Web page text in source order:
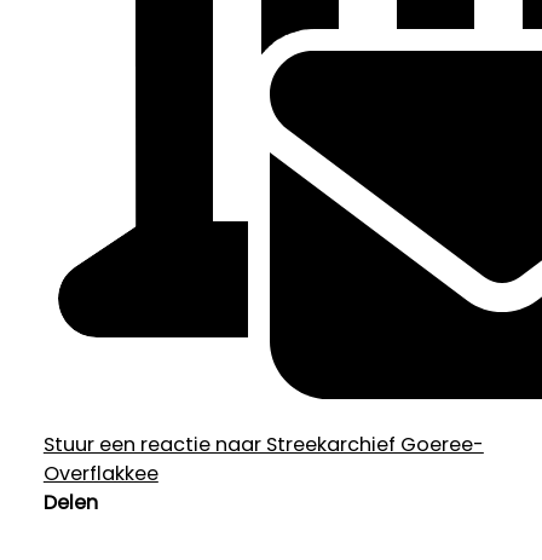
Stuur een reactie naar Streekarchief Goeree-
Overflakkee
Delen